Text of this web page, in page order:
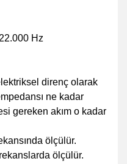
Hz
direnç olarak
ne kadar
gereken akım o kadar
ölçülür.
ölçülür.